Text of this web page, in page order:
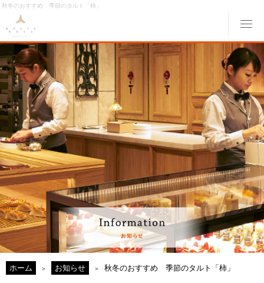
秋冬のおすすめ 季節のタルト「柿」
ABOUT MONTE ROSAモンテローザについて
MENUメニュー
ORIGINAL ORDER オリジナルオーダー
GALLERY ギャラリー
ACCESS 交通アクセス
MONTE ROSA Online Shopオンライン ショップ
CAKE RESERVEケーキWeb予約
ホーム お知らせ 秋冬のおすすめ 季節のタルト「柿」